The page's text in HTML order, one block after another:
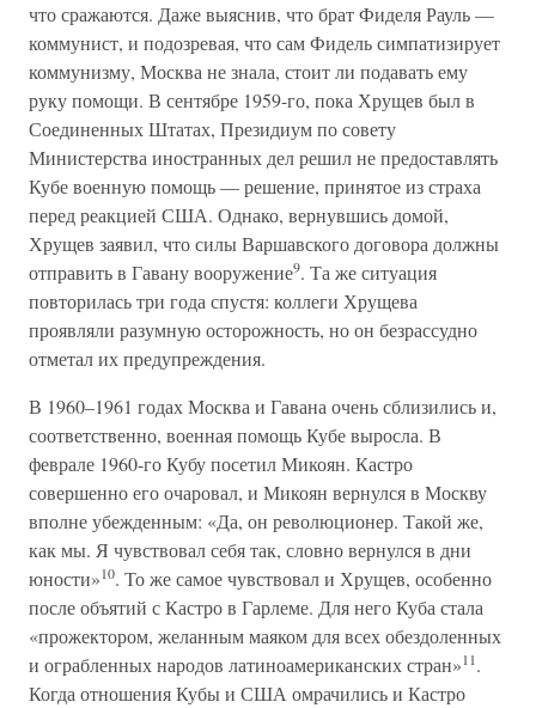
что сражаются. Даже выяснив, что брат Фиделя Рауль —
коммунист, и подозревая, что сам Фидель симпатизирует
коммунизму, Москва не знала, стоит ли подавать ему
руку помощи. В сентябре 1959-го, пока Хрущев был в
Соединенных Штатах, Президиум по совету
Министерства иностранных дел решил не предоставлять
Кубе военную помощь — решение, принятое из страха
перед реакцией США. Однако, вернувшись домой,
Хрущев заявил, что силы Варшавского договора должны
отправить в Гавану вооружение9. Та же ситуация
повторилась три года спустя: коллеги Хрущева
проявляли разумную осторожность, но он безрассудно
отметал их предупреждения.
В 1960–1961 годах Москва и Гавана очень сблизились и,
соответственно, военная помощь Кубе выросла. В
феврале 1960-го Кубу посетил Микоян. Кастро
совершенно его очаровал, и Микоян вернулся в Москву
вполне убежденным: «Да, он революционер. Такой же,
как мы. Я чувствовал себя так, словно вернулся в дни
юности»10. То же самое чувствовал и Хрущев, особенно
после объятий с Кастро в Гарлеме. Для него Куба стала
«прожектором, желанным маяком для всех обездоленных
и ограбленных народов латиноамериканских стран»11.
Когда отношения Кубы и США омрачились и Кастро